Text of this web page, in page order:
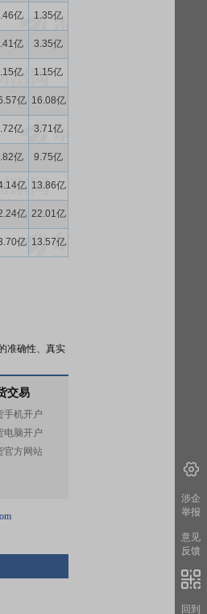
亿 1.35亿
亿 3.35亿
亿 1.15亿
亿 16.08亿
亿 3.71亿
亿 9.75亿
亿 13.86亿
亿 22.01亿
亿 13.57亿
准确性、真实
交易
手机开户
电脑开户
官方网站
涉企
举报
意见
反馈
回到